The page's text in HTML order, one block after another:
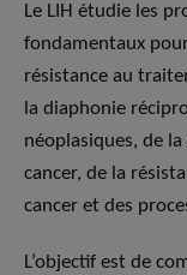
Le LIH étudie les
fondamentaux
résistance au
la diaphonie
néoplasiques, de
cancer, de la
cancer et des
L’objectif est de